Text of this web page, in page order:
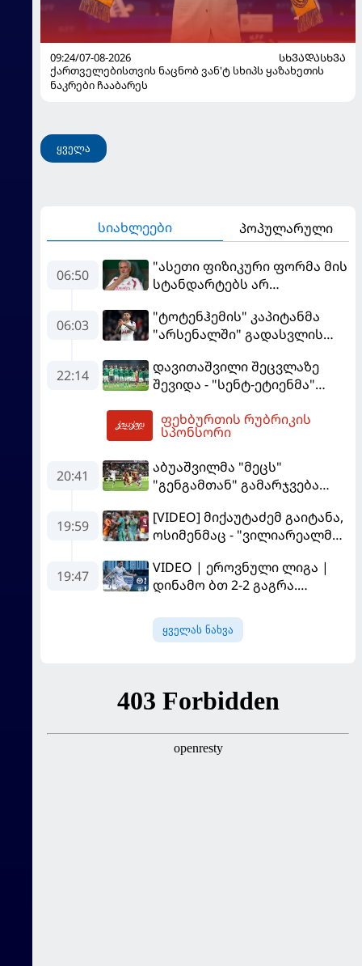
09:24/07-08-2026
ᲡᲮᲕᲐᲓᲐᲡᲮᲕᲐ
ქართველებისთვის ნაცნობ ვან'ტ სხიპს ყაზახეთის
ნაკრები ჩააბარეს
ყველა
სიახლეები პოპულარული
06:50
"ასეთი ფიზიკური ფორმა მის
სტანდარტებს არ
"რეალის" ახალწვეული
გააკრიტიკა
06:03
"ტოტენჰემის" კაპიტანმა
"არსენალში" გადასვლის
22:14
დავითაშვილი შეცვლაზე
შევიდა - "სენტ-ეტიენმა"
ფეხბურთის რუბრიკის
სპონსორი
20:41
აბუაშვილმა "მეცს"
"გენგამთან" გამარჯვება
19:59
[VIDEO] მიქაუტაძემ გაიტანა,
ოსიმენმაც - "ვილიარეალმა"
"გალათასარაის" მოუგო
19:47
VIDEO | ეროვნული ლიგა |
დინამო ბთ 2-2 გაგრა.
ყველას ნახვა